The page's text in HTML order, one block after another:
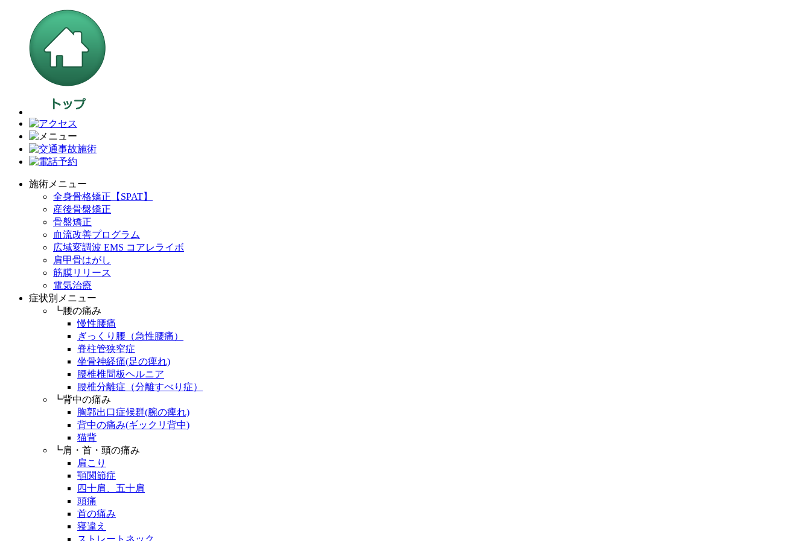
施術メニュー
全身骨格矯正【SPAT】
産後骨盤矯正
骨盤矯正
血流改善プログラム
広域変調波 EMS コアレライボ
肩甲骨はがし
筋膜リリース
電気治療
症状別メニュー
┗腰の痛み
慢性腰痛
ぎっくり腰（急性腰痛）
脊柱管狭窄症
坐骨神経痛(足の痺れ)
腰椎椎間板ヘルニア
腰椎分離症（分離すべり症）
┗背中の痛み
胸郭出口症候群(腕の痺れ)
背中の痛み(ギックリ背中)
猫背
┗肩・首・頭の痛み
肩こり
顎関節症
四十肩、五十肩
頭痛
首の痛み
寝違え
ストレートネック